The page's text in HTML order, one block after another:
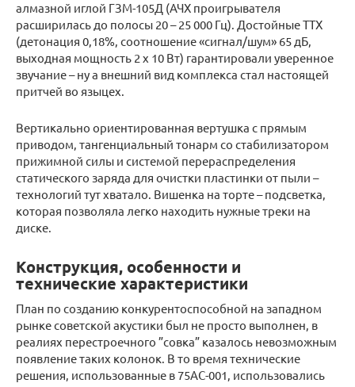
алмазной иглой ГЗМ-105Д (АЧХ проигрывателя
расширилась до полосы 20 – 25 000 Гц). Достойные ТТХ
(детонация 0,18%, соотношение «сигнал/шум» 65 дБ,
выходная мощность 2 х 10 Вт) гарантировали уверенное
звучание – ну а внешний вид комплекса стал настоящей
притчей во языцех.
Вертикально ориентированная вертушка с прямым
приводом, тангенциальный тонарм со стабилизатором
прижимной силы и системой перераспределения
статического заряда для очистки пластинки от пыли –
технологий тут хватало. Вишенка на торте – подсветка,
которая позволяла легко находить нужные треки на
диске.
Конструкция, особенности и
технические характеристики
План по созданию конкурентоспособной на западном
рынке советской акустики был не просто выполнен, в
реалиях перестроечного ”совка” казалось невозможным
появление таких колонок. В то время технические
решения, использованные в 75АС-001, использовались